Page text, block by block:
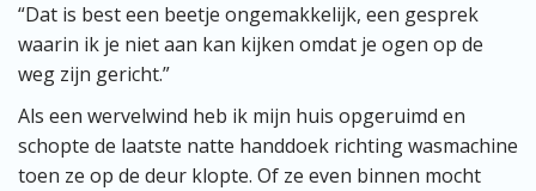
“Dat is best een beetje ongemakkelijk, een gesprek
waarin ik je niet aan kan kijken omdat je ogen op de
weg zijn gericht.”
Als een wervelwind heb ik mijn huis opgeruimd en
schopte de laatste natte handdoek richting wasmachine
toen ze op de deur klopte. Of ze even binnen mocht